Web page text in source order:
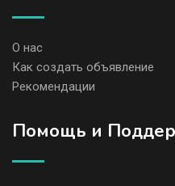
О нас
Как создать объявление
Рекомендации
Помощь и